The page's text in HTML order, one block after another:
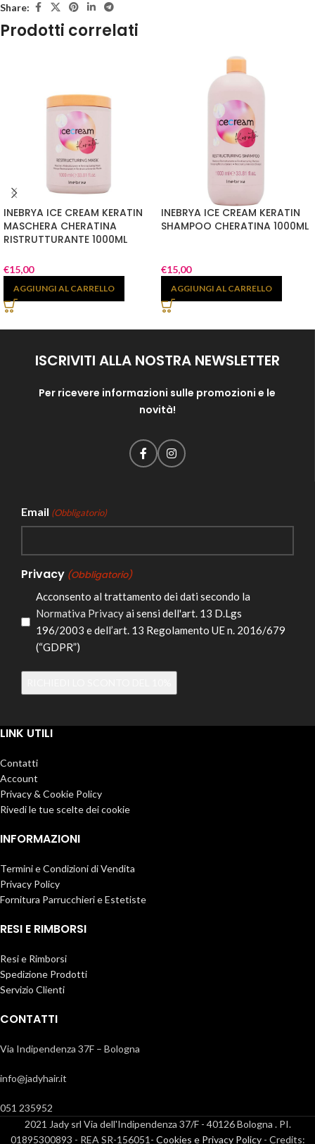
Share:
Prodotti correlati
INEBRYA ICE CREAM KERATIN
MASCHERA CHERATINA
RISTRUTTURANTE 1000ML
€15,00
AGGIUNGI AL CARRELLO
INEBRYA ICE CREAM KERATIN
SHAMPOO CHERATINA 1000ML
€15,00
AGGIUNGI AL CARRELLO
ISCRIVITI ALLA NOSTRA NEWSLETTER
Per ricevere informazioni sulle promozioni e le
novità!
Email (Obbligatorio)
Privacy (Obbligatorio)
Acconsento al trattamento dei dati secondo la
Normativa Privacyai sensi dell'art. 13 D.Lgs
196/2003 e dell’art. 13 Regolamento UE n. 2016/679
(“GDPR”)
LINK UTILI
Contatti
Account
Privacy & Cookie Policy
Rivedi le tue scelte dei cookie
INFORMAZIONI
Termini e Condizioni di Vendita
Privacy Policy
Fornitura Parrucchieri e Estetiste
RESI E RIMBORSI
Resi e Rimborsi
Spedizione Prodotti
Servizio Clienti
CONTATTI
Via Indipendenza 37F – Bologna
info@jadyhair.it
051 235952
2021 Jady srl Via dell'Indipendenza 37/F - 40126 Bologna . PI.
01895300893 - REA SR-156051- Cookies e Privacy Policy- Credits: